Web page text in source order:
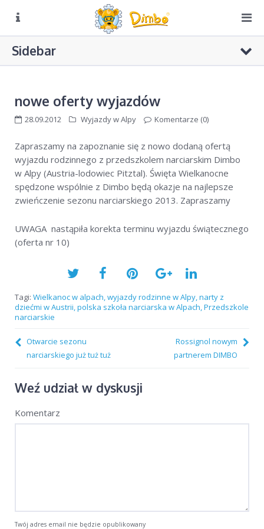
Biuro czynne:
O NAS
DIMBO W POLSCE
LATO
GALERIA
KONTAKT
Sidebar
KONKURS RUSIN-SKI
Konkursy Dimbo w radiowej „Trójce”
KONKURS Dimbo! – do wygrania grudniowy pobyt w hotelu
4**** w Val di Sole
Wyjazdy w Alpy Dimbo w Polsce
sierpień 2016
czerwiec 2016
grudzień 2015
październik 2014
lipiec 2014
luty 2013
grudzień 2012
październik 2012
narty z dziećmi w Austrii
polska szkoła narciarska w Alpach
nowe oferty wyjazdów
28.09.2012 Wyjazdy w Alpy Komentarze (0)
Zapraszamy na zapoznanie się z nowo dodaną ofertą
wyjazdu rodzinnego z przedszkolem narciarskim Dimbo
w Alpy (Austria-lodowiec Pitztal). Święta Wielkanocne
spędzone wspólnie z Dimbo będą okazje na najlepsze
zwieńczenie sezonu narciarskiego 2013. Zapraszamy
UWAGA nastąpiła korekta terminu wyjazdu świątecznego
(oferta nr 10)
Tagi: Wielkanoc w alpach wyjazdy rodzinne w Alpy narty z
dziećmi w Austrii polska szkoła narciarska w Alpach Przedszkole
narciarskie
Otwarcie sezonu
narciarskiego już tuż tuż
Rossignol nowym
partnerem DIMBO
Weź udział w dyskusji
Komentarz
Twój adres email nie będzie opublikowany